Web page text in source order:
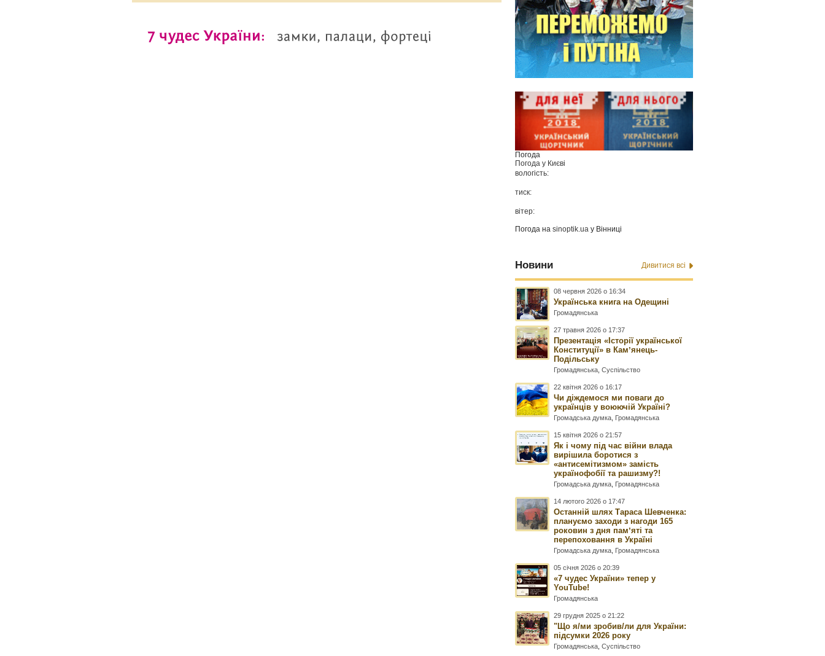
Погода
Погода у Києві
вологість:
тиск:
вітер:
Погода наsinoptik.ua у Вінниці
Новини Дивитися всі
08 червня 2026 о 16:34
Українська книга на Одещині
Громадянська
27 травня 2026 о 17:37
Презентація «Історії української
Конституції» в Камʼянець-
Подільську
Громадянська ,Суспільство
22 квітня 2026 о 16:17
Чи діждемося ми поваги до
українців у воюючій Україні?
Громадська думка Громадянська
15 квітня 2026 о 21:57
Як і чому під час війни влада
вирішила боротися з
«антисемітизмом» замість
українофобії та рашизму?!
Громадська думка Громадянська
14 лютого 2026 о 17:47
Останній шлях Тараса Шевченка:
плануємо заходи з нагоди 165
роковин з дня памʼяті та
перепоховання в Україні
Громадська думка Громадянська
05 січня 2026 о 20:39
«7 чудес України» тепер у
YouTube!
Громадянська
29 грудня 2025 о 21:22
"Що я/ми зробив/ли для України:
підсумки 2026 року
Громадянська ,Суспільство